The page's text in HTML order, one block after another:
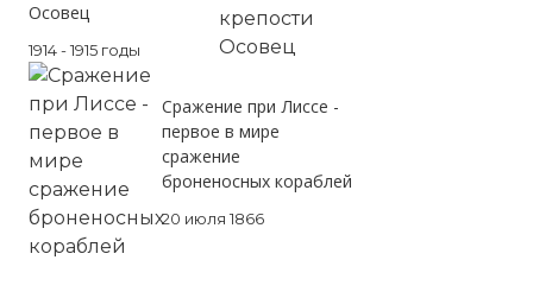
Осовец
1914 - 1915 годы
Сражение при Лиссе -
первое в мире
сражение
броненосных кораблей
20 июля 1866